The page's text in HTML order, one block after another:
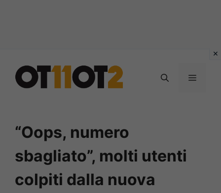
contenuto
MENU
“Oops, numero
sbagliato”, molti utenti
colpiti dalla nuova